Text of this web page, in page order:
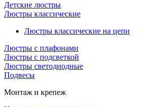
Детские люстры
Люстры классические
Люстры классические на цепи
Люстры с плафонами
Люстры с подсветкой
Люстры светодиодные
Подвесы
Монтаж и крепеж